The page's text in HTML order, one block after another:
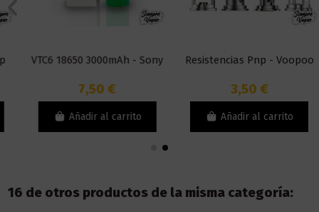
VTC6 18650 3000mAh - Sony
7,50 €
Añadir al carrito
Resistencias Pnp - Voopoo
3,50 €
Añadir al carrito
16 de otros productos de la misma categoría: